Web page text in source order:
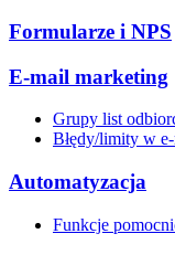
Formularze i NPS
E-mail marketing
Grupy list
Błędy/limity w
Automatyzacja
Funkcje